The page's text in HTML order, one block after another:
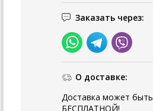
Заказать через:
О доставке:
Доставка может быть
БЕСПЛАТНОЙ!